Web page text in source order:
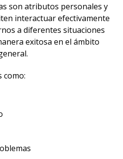
son atributos personales y
interactuar efectivamente
a diferentes situaciones
exitosa en el ámbito
como: